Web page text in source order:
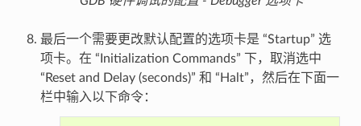
最后一个需要更改默认配置的选项卡是 “Startup” 选
项卡。在 “Initialization Commands” 下，取消选中
“Reset and Delay (seconds)” 和 “Halt”，然后在下面一
栏中输入以下命令：